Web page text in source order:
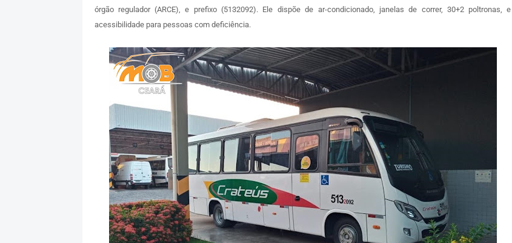
órgão regulador (ARCE), e prefixo (5132092). Ele dispõe de ar-condicionado, janelas de correr, 30+2 poltronas, e
acessibilidade para pessoas com deficiência.